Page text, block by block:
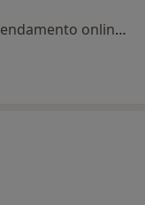
Esse especialista não oferece agendamento online para esse endereço.